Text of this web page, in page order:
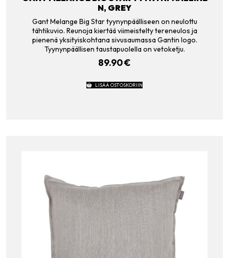
N, GREY
Gant Melange Big Star tyynynpäälliseen on neulottu
tähtikuvio. Reunoja kiertää viimeistelty tereneulos ja
pienenä yksityiskohtana sivusaumassa Gantin logo.
Tyynynpäällisen taustapuolella on vetoketju.
89.90€
LISÄÄ OSTOSKORIIN